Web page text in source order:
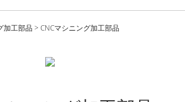
加工部品> CNCマシニング加工部品